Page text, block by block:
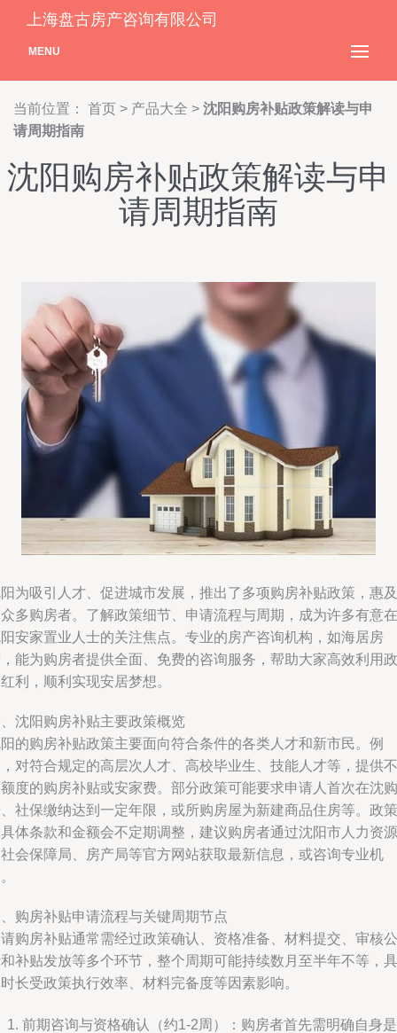
上海盘古房产咨询有限公司
MENU
当前位置： 首页 > 产品大全 > 沈阳购房补贴政策解读与申
请周期指南
沈阳购房补贴政策解读与申
请周期指南
为吸引人才、促进城市发展，推出了多项购房补贴政策，惠及
多购房者。了解政策细节、申请流程与周期，成为许多有意在
安家置业人士的关注焦点。专业的房产咨询机构，如海居房
能为购房者提供全面、免费的咨询服务，帮助大家高效利用政
利，顺利实现安居梦想。
沈阳购房补贴主要政策概览
的购房补贴政策主要面向符合条件的各类人才和新市民。例
对符合规定的高层次人才、高校毕业生、技能人才等，提供不
度的购房补贴或安家费。部分政策可能要求申请人首次在沈购
社保缴纳达到一定年限，或所购房屋为新建商品住房等。政策
体条款和金额会不定期调整，建议购房者通过沈阳市人力资源
会保障局、房产局等官方网站获取最新信息，或咨询专业机
购房补贴申请流程与关键周期节点
购房补贴通常需经过政策确认、资格准备、材料提交、审核公
补贴发放等多个环节，整个周期可能持续数月至半年不等，具
长受政策执行效率、材料完备度等因素影响。
前期咨询与资格确认（约1-2周）：购房者首先需明确自身是